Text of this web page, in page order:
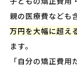
親の医療費なども
万円を大幅に超え
ます。
「自分の矯正費